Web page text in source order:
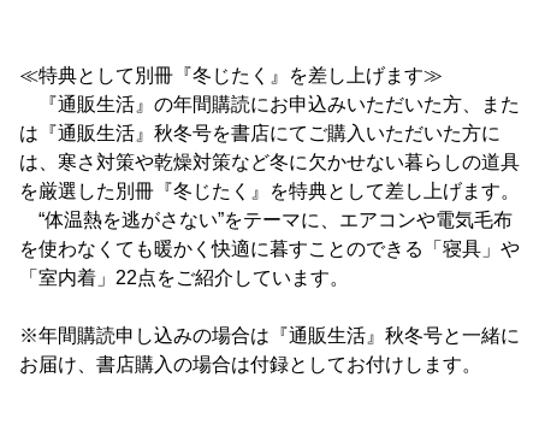
≪特典として別冊『冬じたく』を差し上げます≫
『通販生活』の年間購読にお申込みいただいた方、また
は『通販生活』秋冬号を書店にてご購入いただいた方に
は、寒さ対策や乾燥対策など冬に欠かせない暮らしの道具
を厳選した別冊『冬じたく』を特典として差し上げます。
“体温熱を逃がさない”をテーマに、エアコンや電気毛布
を使わなくても暖かく快適に暮すことのできる「寝具」や
「室内着」22点をご紹介しています。
※年間購読申し込みの場合は『通販生活』秋冬号と一緒に
お届け、書店購入の場合は付録としてお付けします。